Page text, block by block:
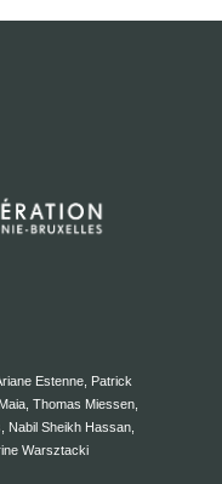
Estenne, Patrick
Thomas Miessen,
Nabil Sheikh Hassan,
Warsztacki